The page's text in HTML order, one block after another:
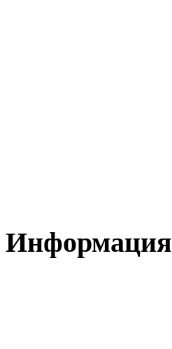
Информация